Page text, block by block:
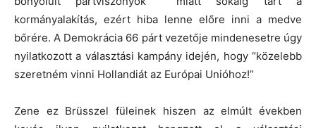
kormányalakítás, ezért hiba lenne előre inni a medve
bőrére. A Demokrácia 66 párt vezetője mindenesetre úgy
nyilatkozott a választási kampány idején, hogy “közelebb
szeretném vinni Hollandiát az Európai Unióhoz!”
Zene ez Brüsszel füleinek hiszen az elmúlt években